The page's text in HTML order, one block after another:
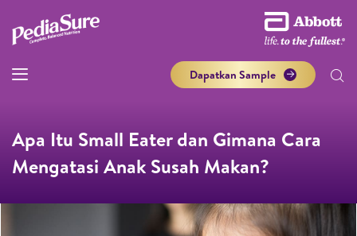
Dapatkan Sample
Apa Itu Small Eater dan Gimana Cara
Mengatasi Anak Susah Makan?